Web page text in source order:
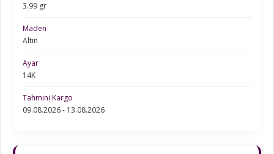
3.99 gr
Maden
Altın
Ayar
14K
Tahmini Kargo
09.08.2026 - 13.08.2026